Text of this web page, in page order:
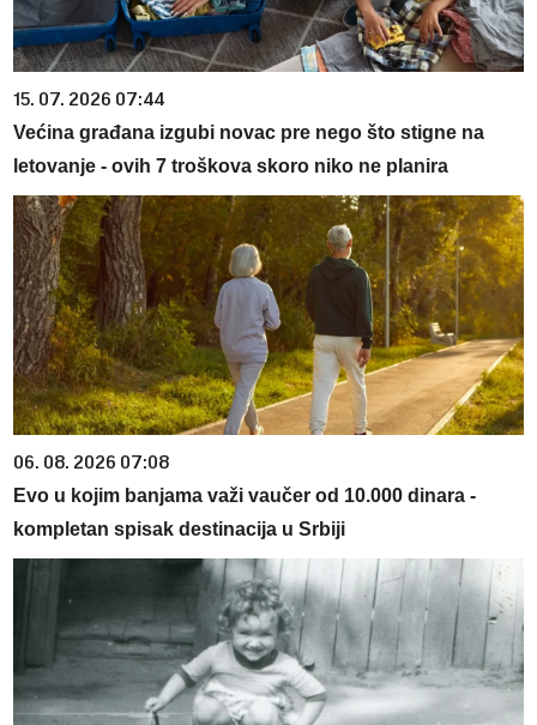
15. 07. 2026 07:44
Većina građana izgubi novac pre nego što stigne na
letovanje - ovih 7 troškova skoro niko ne planira
06. 08. 2026 07:08
Evo u kojim banjama važi vaučer od 10.000 dinara -
kompletan spisak destinacija u Srbiji